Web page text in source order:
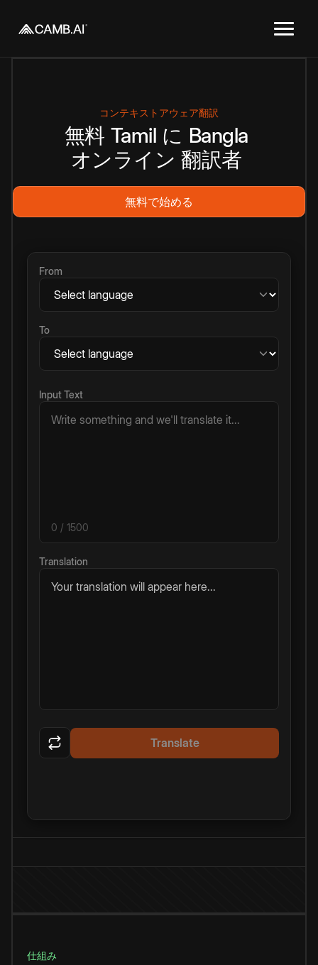
コンテキストアウェア翻訳
無料 Tamil に Bangla
オンライン 翻訳者
無料で始める
From
To
Input Text
0 / 1500
Translation
Your translation will appear here...
Translate
仕組み